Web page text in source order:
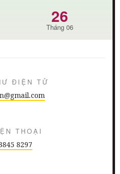
26
Tháng 06
ĐIỆN TỬ
THOẠI
8297